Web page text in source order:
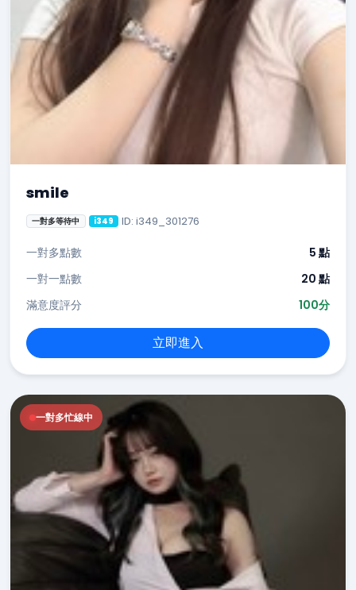
smile
一對多等待中 i349 ID: i349_301276
一對多點數
5 點
一對一點數
20 點
滿意度評分
100分
立即進入
一對多忙線中